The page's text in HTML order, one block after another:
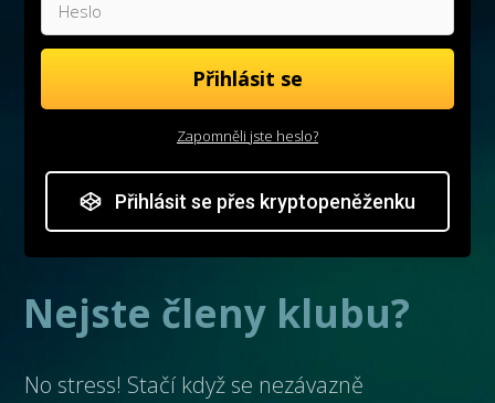
Přihlásit se
Zapomněli jste heslo?
Přihlásit se přes kryptopeněženku
Nejste členy klubu?
No stress! Stačí když se nezávazně